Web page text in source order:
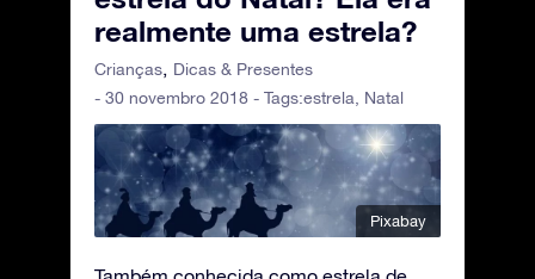
realmente uma estrela?
Crianças
Dicas & Presentes
- 30 novembro 2018 - Tags:estrela Natal
Pixabay